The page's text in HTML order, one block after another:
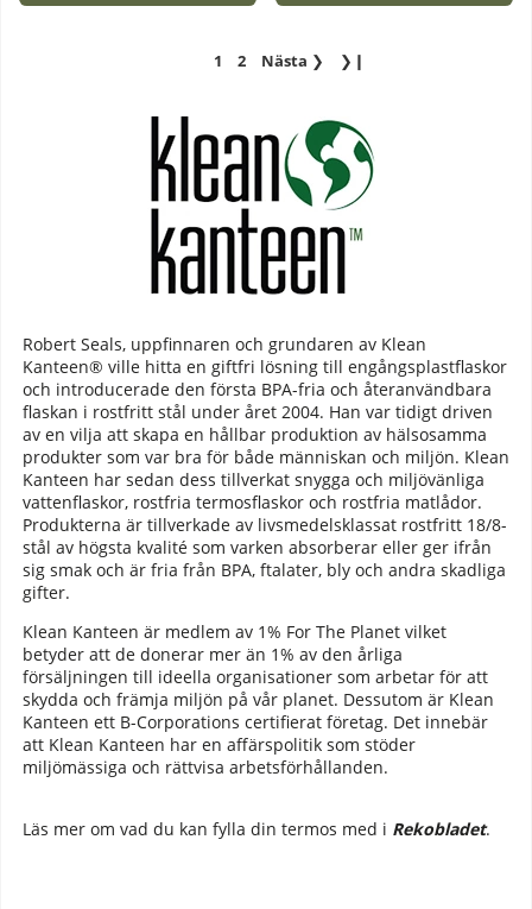
1 2 Nästa ❯ ❯❙
Robert Seals, uppfinnaren och grundaren av Klean
Kanteen® ville hitta en giftfri lösning till engångsplastflaskor
och introducerade den första BPA-fria och återanvändbara
flaskan i rostfritt stål under året 2004. Han var tidigt driven
av en vilja att skapa en hållbar produktion av hälsosamma
produkter som var bra för både människan och miljön. Klean
Kanteen har sedan dess tillverkat snygga och miljövänliga
vattenflaskor, rostfria termosflaskor och rostfria matlådor.
Produkterna är tillverkade av livsmedelsklassat rostfritt 18/8-
stål av högsta kvalité som varken absorberar eller ger ifrån
sig smak och är fria från BPA, ftalater, bly och andra skadliga
gifter.
Klean Kanteen är medlem av 1% For The Planet vilket
betyder att de donerar mer än 1% av den årliga
försäljningen till ideella organisationer som arbetar för att
skydda och främja miljön på vår planet. Dessutom är Klean
Kanteen ett B-Corporations certifierat företag. Det innebär
att Klean Kanteen har en affärspolitik som stöder
miljömässiga och rättvisa arbetsförhållanden.
Läs mer om vad du kan fylla din termos med i Rekobladet.